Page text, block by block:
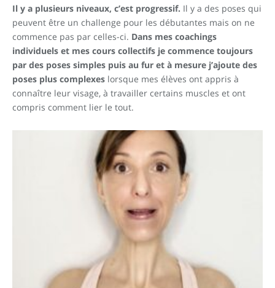
Il y a plusieurs niveaux, c’est progressif. Il y a des poses qui
peuvent être un challenge pour les débutantes mais on ne
commence pas par celles-ci. Dans mes coachings
individuels et mes cours collectifs je commence toujours
par des poses simples puis au fur et à mesure j’ajoute des
poses plus complexes lorsque mes élèves ont appris à
connaître leur visage, à travailler certains muscles et ont
compris comment lier le tout.